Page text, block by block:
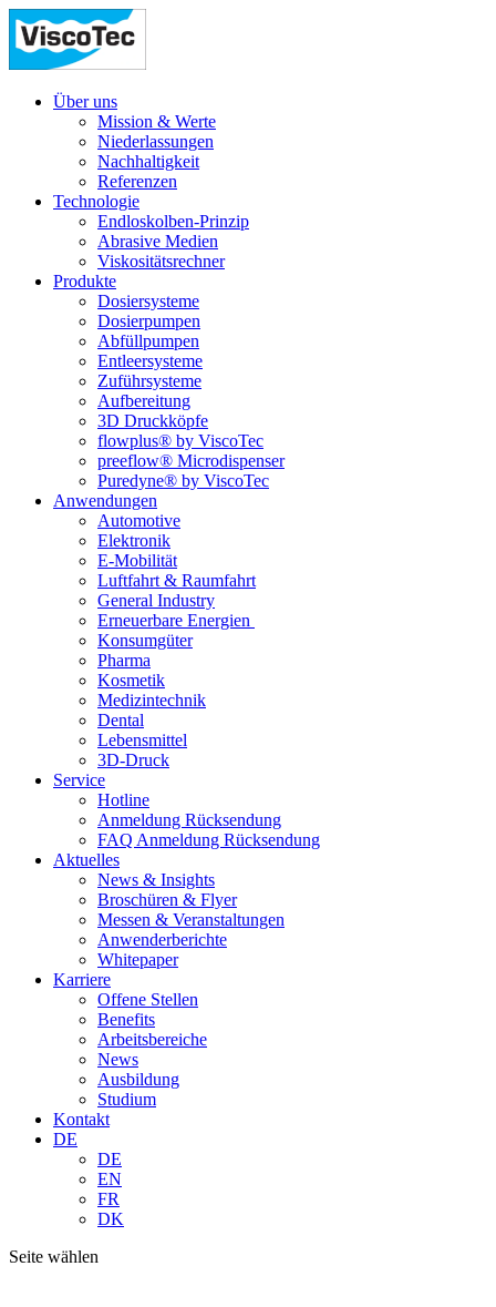
Über uns
Mission & Werte
Niederlassungen
Nachhaltigkeit
Referenzen
Technologie
Endloskolben-Prinzip
Abrasive Medien
Viskositätsrechner
Produkte
Dosiersysteme
Dosierpumpen
Abfüllpumpen
Entleersysteme
Zuführsysteme
Aufbereitung
3D Druckköpfe
flowplus® by ViscoTec
preeflow® Microdispenser
Puredyne® by ViscoTec
Anwendungen
Automotive
Elektronik
E-Mobilität
Luftfahrt & Raumfahrt
General Industry
Erneuerbare Energien
Konsumgüter
Pharma
Kosmetik
Medizintechnik
Dental
Lebensmittel
3D-Druck
Service
Hotline
Anmeldung Rücksendung
FAQ Anmeldung Rücksendung
Aktuelles
News & Insights
Broschüren & Flyer
Messen & Veranstaltungen
Anwenderberichte
Whitepaper
Karriere
Offene Stellen
Benefits
Arbeitsbereiche
News
Ausbildung
Studium
Kontakt
DE
DE
EN
FR
DK
Seite wählen